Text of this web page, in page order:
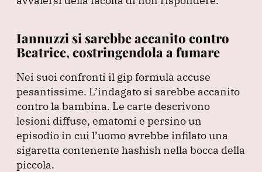
Iannuzzi si sarebbe accanito contro
Beatrice, costringendola a fumare
Nei suoi confronti il gip formula accuse
pesantissime. L’indagato si sarebbe accanito
contro la bambina. Le carte descrivono
lesioni diffuse, ematomi e persino un
episodio in cui l’uomo avrebbe infilato una
sigaretta contenente hashish nella bocca della
piccola.